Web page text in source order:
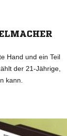
Hand und ein Teil
der 21-Jährige,
kann.